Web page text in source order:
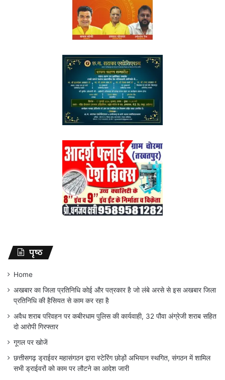
पृष्ठ
Home
अखबार का जिला प्रतिनिधि कोई और पत्रकार है जो लंबे अरसे से इस अखबार जिला
प्रतिनिधि की हैसियत से काम कर रहा है
अवैध शराब परिवहन पर कबीरधाम पुलिस की कार्यवाही, 32 पौवा अंग्रेजी शराब सहित
दो आरोपी गिरफ्तार
गूगल पर खोजें
छत्तीसगढ़ ड्राईवर महासंगठन द्वारा स्टेरिंग छोड़ों अभियान स्थगित, संगठन में शामिल
सभी ड्राईवरों को काम पर लौटने का आदेश जारी